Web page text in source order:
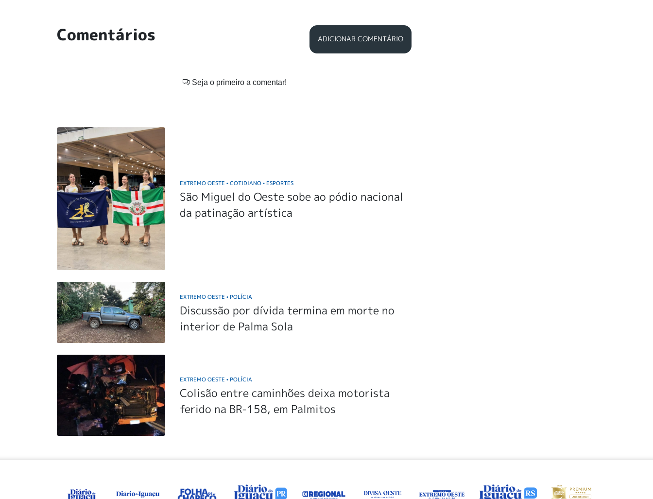
Comentários ADICIONAR COMENTÁRIO
Seja o primeiro a comentar!
EXTREMO OESTE• COTIDIANO• ESPORTES
São Miguel do Oeste sobe ao pódio nacional
da patinação artística
EXTREMO OESTE• POLÍCIA
Discussão por dívida termina em morte no
interior de Palma Sola
EXTREMO OESTE• POLÍCIA
Colisão entre caminhões deixa motorista
ferido na BR-158, em Palmitos